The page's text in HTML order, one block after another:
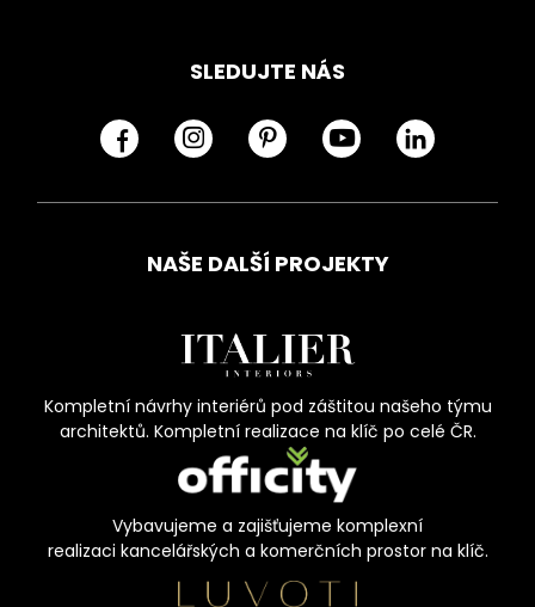
SLEDUJTE NÁS
NAŠE DALŠÍ PROJEKTY
Kompletní návrhy interiérů pod záštitou našeho týmu
architektů. Kompletní realizace na klíč po celé ČR.
Vybavujeme a zajišťujeme komplexní
realizaci kancelářských a komerčních prostor na klíč.